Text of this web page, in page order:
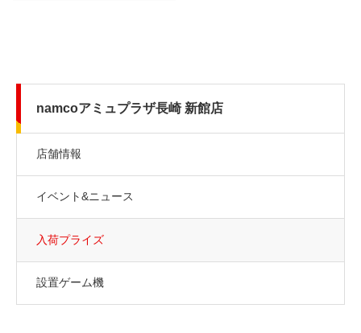
namcoアミュプラザ長崎 新館店
店舗情報
イベント&ニュース
入荷プライズ
設置ゲーム機